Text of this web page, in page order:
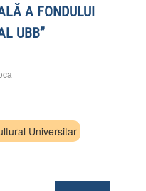
A FONDULUI
UBB”
Universitar